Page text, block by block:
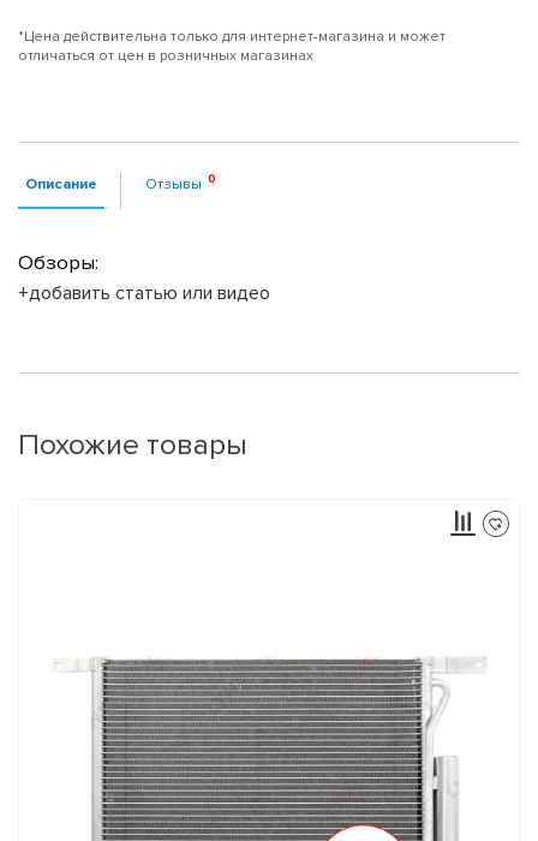
*Цена действительна только для интернет-магазина и может
отличаться от цен в розничных магазинах
Описание Отзывы
Обзоры:
+добавить статью или видео
Похожие товары